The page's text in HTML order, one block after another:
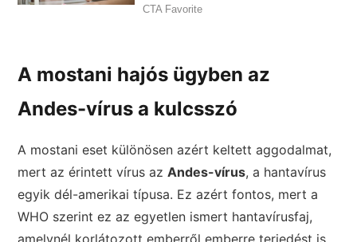
A mostani hajós ügyben az
Andes-vírus a kulcsszó
A mostani eset különösen azért keltett aggodalmat,
mert az érintett vírus azAndes-vírus, a hantavírus
egyik dél-amerikai típusa. Ez azért fontos, mert a
WHO szerint ez az egyetlen ismert hantavírusfaj,